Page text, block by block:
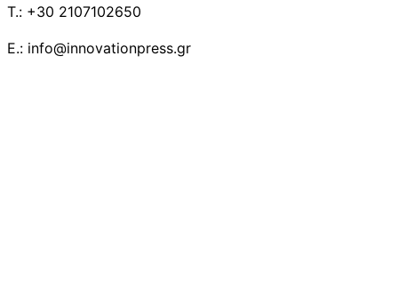
T.: +30 2107102650
E.: info@innovationpress.gr